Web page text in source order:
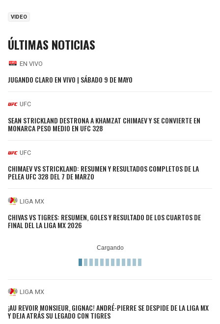
VIDEO
ÚLTIMAS NOTICIAS
EN VIVO
JUGANDO CLARO EN VIVO | SÁBADO 9 DE MAYO
UFC
SEAN STRICKLAND DESTRONA A KHAMZAT CHIMAEV Y SE CONVIERTE EN
MONARCA PESO MEDIO EN UFC 328
UFC
CHIMAEV VS STRICKLAND: RESUMEN Y RESULTADOS COMPLETOS DE LA
PELEA UFC 328 DEL 7 DE MARZO
LIGA MX
CHIVAS VS TIGRES: RESUMEN, GOLES Y RESULTADO DE LOS CUARTOS DE
FINAL DEL LA LIGA MX 2026
LIGA MX
¡AU REVOIR MONSIEUR, GIGNAC! ANDRÉ-PIERRE SE DESPIDE DE LA LIGA MX
Y DEJA ATRÁS SU LEGADO CON TIGRES